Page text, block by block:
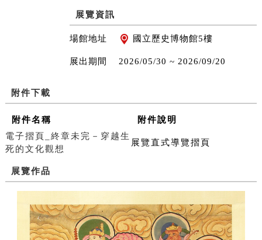
展覽資訊
場館地址 國立歷史博物館5樓
展出期間 2026/05/30 ~ 2026/09/20
附件下載
附件名稱
附件說明
電子摺頁_終章未完－穿越生
死的文化觀想
展覽直式導覽摺頁
展覽作品